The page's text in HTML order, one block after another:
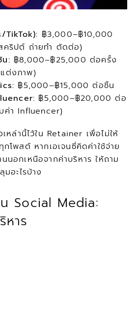
TikTok): ฿3,000–฿10,000
คริปต์ ถ่ายทำ ตัดต่อ)
น: ฿8,000–฿25,000 ต่อครั้ง
ต่งภาพ)
฿5,000–฿15,000 ต่อชิ้น
฿5,000–฿20,000 ต่อ
ค่า Influencer)
หล่านี้ไว้ใน Retainer เพื่อไม่ให้
โพสต์ หากเอเจนซี่คิดค่าใช้จ่าย
นอกเหนือจากค่าบริหาร ให้ถาม
อะไรบ้าง
Social Media:
หาร